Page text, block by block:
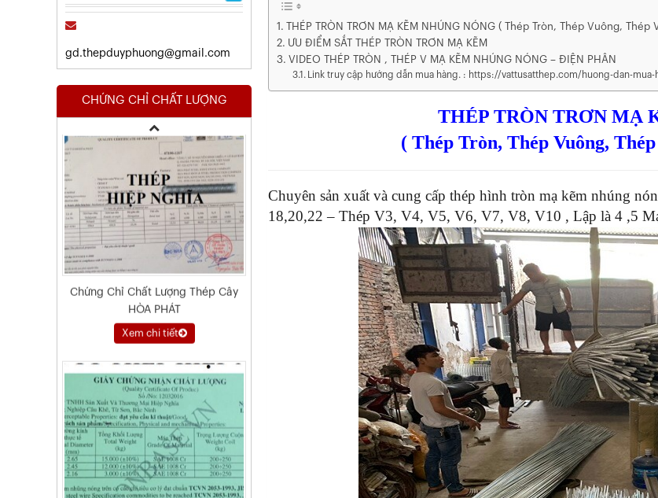
THÉP TRÒN TRƠN MẠ KẼM NHÚNG NÓNG ( Thép Tròn, Thép Vuông,
ƯU ĐIỂM SẮT THÉP TRÒN TRƠN MẠ KẼM
VIDEO THÉP TRÒN , THÉP V MẠ KẼM NHÚNG NÓNG – ĐIỆN PHÂN
Link truy cập hướng dẫn mua hàng. : https://vattusatthep.com/huong-dan-mua-
THÉP TRÒN TRƠN MẠ
( Thép Tròn, Thép Vuông,
Chuyên sản xuất và cung cấp thép hình tròn mạ kẽm nhúng
18,20,22 – Thép V3, V4, V5, V6, V7, V8, V10 , Lập là 4 ,5
gd.thepduyphuong@gmail.com
CHỨNG CHỈ CHẤT LƯỢNG
Chứng Chỉ Chất Lượng Thép Cây
HÒA PHÁT
Chứng Chỉ Dây Mạ Kẽm Nhúng
Nóng
Xem chi tiết